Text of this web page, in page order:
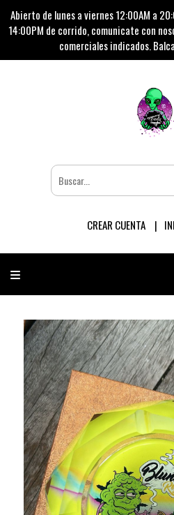
Abierto de lunes a viernes 12:00AM a
14:00PM de corrido, comunicate con
comerciales indicados.
CREAR CUENTA